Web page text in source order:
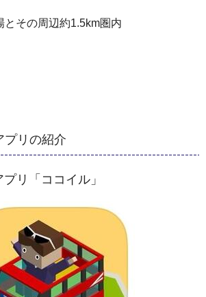
とその周辺約1.5km圏内
プリの紹介
リ「ココイル」